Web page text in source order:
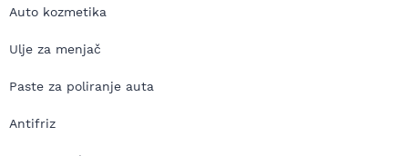
Auto kozmetika
Ulje za menjač
Paste za poliranje auta
Antifriz